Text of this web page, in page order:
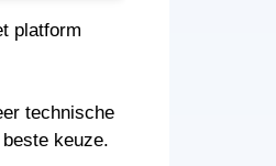
platform
technische
keuze.